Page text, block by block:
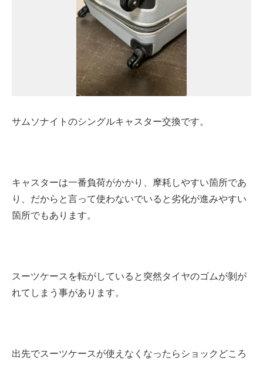
サムソナイトのシングルキャスター交換です。
キャスターは一番負荷がかかり、摩耗しやすい箇所であ
り、だからと言って使わないでいると劣化が進みやすい
箇所でもあります。
スーツケースを転がしていると突然タイヤのゴムが剝が
れてしまう事があります。
出先でスーツケースが使えなくなったらショックどころ